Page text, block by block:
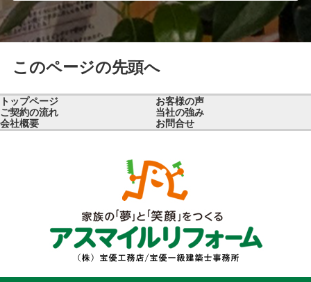
このページの先頭へ
トップページ
お客様の声
ご契約の流れ
当社の強み
会社概要
お問合せ